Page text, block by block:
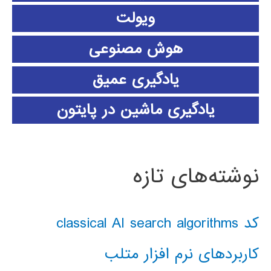
ویولت
هوش مصنوعی
یادگیری عمیق
یادگیری ماشین در پایتون
نوشته‌های تازه
کد classical AI search algorithms
کاربردهای نرم افزار متلب